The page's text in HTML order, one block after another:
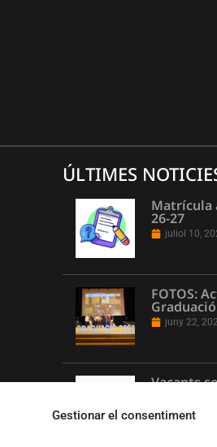
Gestionar el consentiment
ÚLTIMES
Matrícula
26-27
juliol 10,
FOTOS:
juny 22,
Vacants